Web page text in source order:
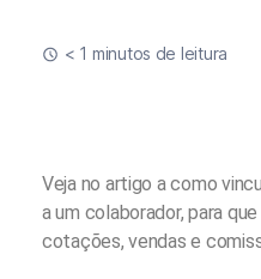
< 1 minutos de leitura
Veja no artigo a como
a um colaborador, para
cotações, vendas e